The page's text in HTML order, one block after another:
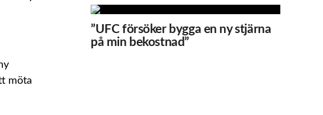
möta
”UFC försöker bygga en ny stjärna
på min bekostnad”